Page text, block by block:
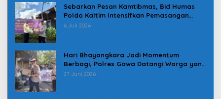
Sebarkan Pesan Kamtibmas, Bid Humas
Polda Kaltim Intensifkan Pemasangan
Spanduk serta Pembagian Stiker
6 Juli 2026
Hari Bhayangkara Jadi Momentum
Berbagi, Polres Gowa Datangi Warga yang
Membutuhkan
27 Juni 2026